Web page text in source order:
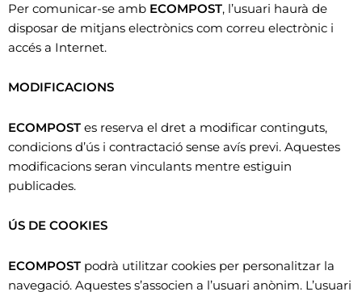
Per comunicar-se amb ECOMPOST, l’usuari haurà de
disposar de mitjans electrònics com correu electrònic i
accés a Internet.
MODIFICACIONS
ECOMPOST es reserva el dret a modificar continguts,
condicions d’ús i contractació sense avís previ. Aquestes
modificacions seran vinculants mentre estiguin
publicades.
ÚS DE COOKIES
ECOMPOST podrà utilitzar cookies per personalitzar la
navegació. Aquestes s’associen a l’usuari anònim. L’usuari